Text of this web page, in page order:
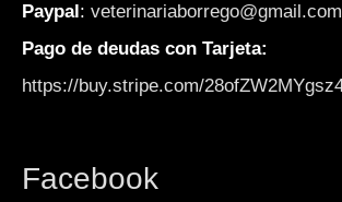
Paypal: veterinariaborrego@gmail.com
Pago de deudas con Tarjeta:
https://buy.stripe.com/
Facebook